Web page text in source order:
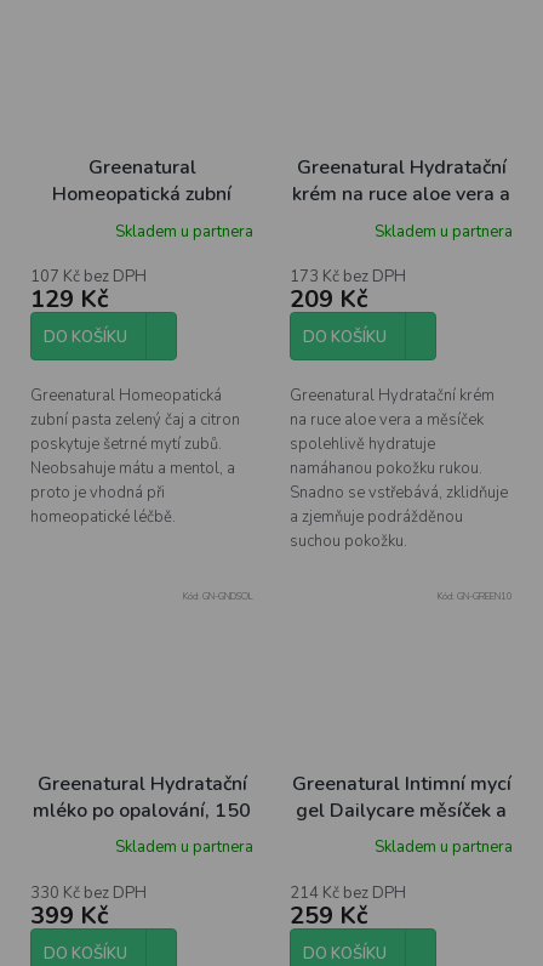
Greenatural
Homeopatická zubní
pasta zelený čaj a citron
Skladem u partnera
107 Kč bez DPH
129 Kč
DO KOŠÍKU
Greenatural Homeopatická
zubní pasta zelený čaj a citron
poskytuje šetrné mytí zubů.
Neobsahuje mátu a mentol, a
proto je vhodná při
homeopatické léčbě.
Greenatural Hydratační
krém na ruce aloe vera a
měsíček BIO, 100 ml
Skladem u partnera
173 Kč bez DPH
209 Kč
DO KOŠÍKU
Greenatural Hydratační krém
na ruce aloe vera a měsíček
spolehlivě hydratuje
namáhanou pokožku rukou.
Snadno se vstřebává, zklidňuje
a zjemňuje podrážděnou
suchou pokožku.
Greenatural Hydratační
mléko po opalování, 150
ml
Skladem u partnera
330 Kč bez DPH
399 Kč
DO KOŠÍKU
Kód: GN-GNDSOL
Greenatural Intimní mycí
gel Dailycare měsíček a
levandule pH 4,3 BIO,
Skladem u partnera
214 Kč bez DPH
259 Kč
DO KOŠÍKU
Kód: GN-GREEN10